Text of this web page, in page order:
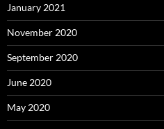
January 2021
November 2020
September 2020
June 2020
May 2020